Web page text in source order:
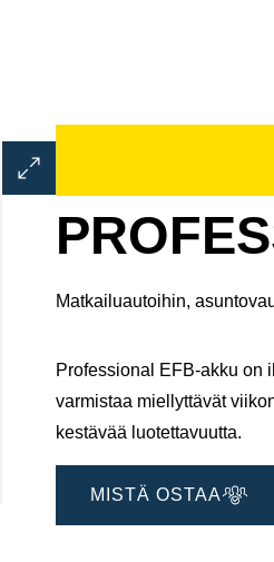
Avaa
kuvaikkuna
Matkailuautoihin,
Professional EFB-akku on
varmistaa miellyttävät
kestävää luotettavuutta.
MISTÄ OSTAA